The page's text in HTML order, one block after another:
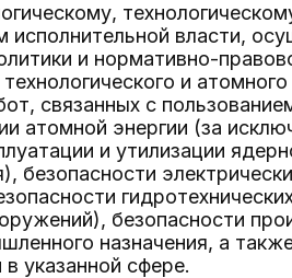
исполнительной власти,
и нормативно-
и
связанных с
атомной энергии (за
и утилизации
безопасности
безопасности
назначения, а
указанной сфере.